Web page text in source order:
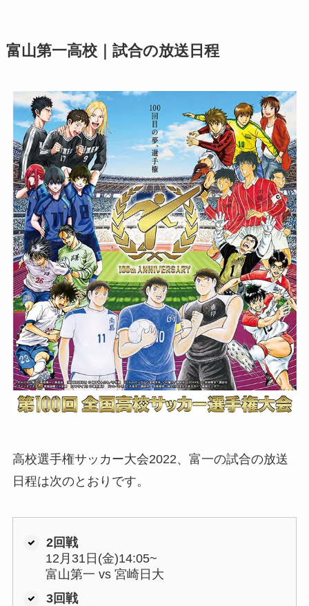
富山第一高校｜試合の放送日程
高校選手権サッカー大会2022、富一の試合の放送
日程は次のとおりです。
2回戦
12月31日(金)14:05~
富山第一 vs 宮崎日大
3回戦